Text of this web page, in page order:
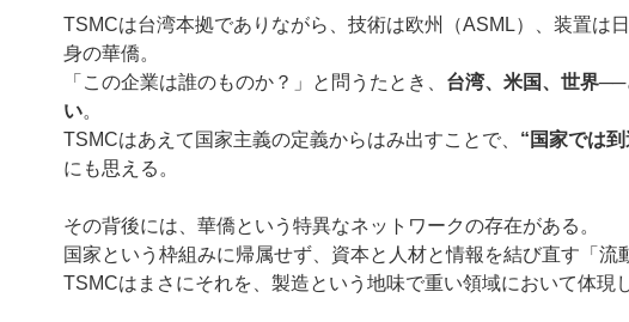
TSMCは台湾本拠でありながら、技術は欧州（ASML）、装置は
身の華僑。
「この企業は誰のものか？」と問うたとき、 台湾、米国、世界
い。
TSMCはあえて国家主義の定義からはみ出すことで、 “国家では
にも思える。
その背後には、華僑という特異なネットワークの存在がある。
国家という枠組みに帰属せず、資本と人材と情報を結び直す「流
TSMCはまさにそれを、製造という地味で重い領域において体現